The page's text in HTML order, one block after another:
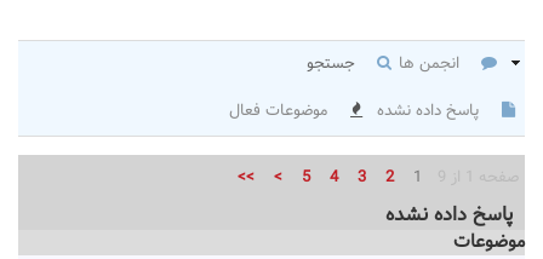
انجمن ها
جستجو
پاسخ داده نشده
موضوعات فعال
صفحه 1 از 9 1
2
3
4
5
>
>>
پاسخ داده نشده
موضوعات